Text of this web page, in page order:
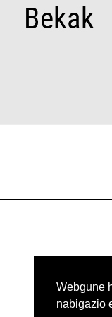
Webgune
nabigazio